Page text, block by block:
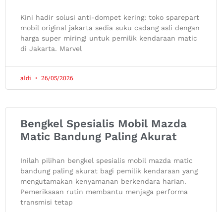
Kini hadir solusi anti-dompet kering: toko sparepart
mobil original jakarta sedia suku cadang asli dengan
harga super miring! untuk pemilik kendaraan matic
di Jakarta. Marvel
aldi 26/05/2026
Bengkel Spesialis Mobil Mazda
Matic Bandung Paling Akurat
Inilah pilihan bengkel spesialis mobil mazda matic
bandung paling akurat bagi pemilik kendaraan yang
mengutamakan kenyamanan berkendara harian.
Pemeriksaan rutin membantu menjaga performa
transmisi tetap